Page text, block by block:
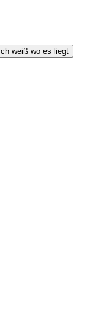
Ich weiß wo es liegt